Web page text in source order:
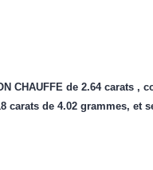
CHAUFFE de 2.64 carats ,
carats de 4.02 grammes, et